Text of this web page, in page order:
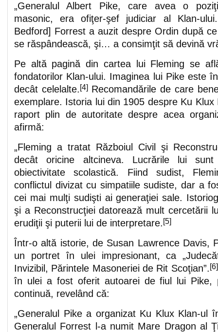
„Generalul Albert Pike, care avea o
masonic, era ofiţer-şef judiciar al Klan-
Bedford] Forrest a auzit despre Ordin după
se răspândească, şi… a consimţit să devină
Pe altă pagină din cartea lui Fleming se
fondatorilor Klan-ului. Imaginea lui Pike este
decât celelalte.[4] Recomandările de care
exemplare. Istoria lui din 1905 despre Ku Klux
raport plin de autoritate despre acea
afirmă:
„Fleming a tratat Războiul Civil şi
decât oricine altcineva. Lucrările lui
obiectivitate scolastică. Fiind sudist,
conflictul divizat cu simpatiile sudiste, dar a
cei mai mulţi sudişti ai generaţiei sale.
şi a Reconstrucţiei datorează mult cercetării
erudiţii şi puterii lui de interpretare.[5]
Într-o altă istorie, de Susan Lawrence Davis,
un portret în ulei impresionant, ca
Invizibil, Părintele Masoneriei de Rit Scoţian”.
în ulei a fost oferit autoarei de fiul lui Pike,
continuă, revelând că:
„Generalul Pike a organizat Ku Klux Klan-ul
Generalul Forrest l-a numit Mare Dragon al